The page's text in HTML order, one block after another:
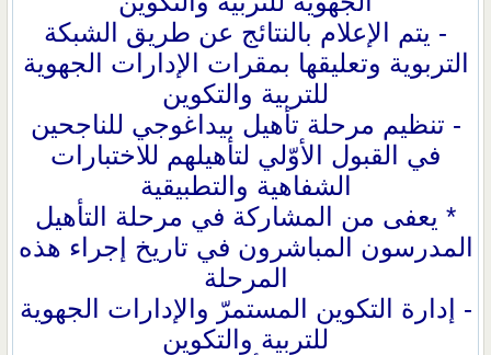
- يتم الإعلام بالنتائج عن طريق الشبكة
التربوية وتعليقها بمقرات الإدارات الجهوية
للتربية والتكوين
- تنظيم مرحلة تأهيل بيداغوجي للناجحين
في القبول الأوّلي لتأهيلهم للاختبارات
الشفاهية والتطبيقية
* يعفى من المشاركة في مرحلة التأهيل
المدرسون المباشرون في تاريخ إجراء هذه
المرحلة
- إدارة التكوين المستمرّ والإدارات الجهوية
للتربية والتكوين